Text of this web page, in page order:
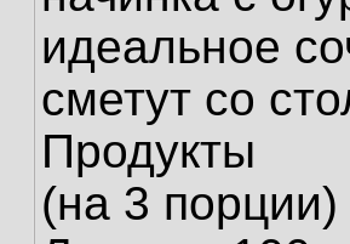
идеальное
сметут со
Продукты
(на 3 порции)